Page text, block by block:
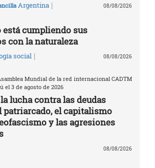
Argentina | 08/08/2026
está cumpliendo sus
con la naturaleza
social | 08/08/2026
Mundial de la red internacional CADTM
el 3 de agosto de 2026
lucha contra las deudas
el capitalismo
y las agresiones
08/08/2026